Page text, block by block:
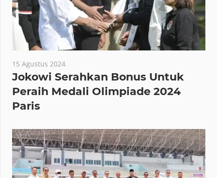
15 Agustus 2024
Jokowi Serahkan Bonus Untuk
Peraih Medali Olimpiade 2024
Paris